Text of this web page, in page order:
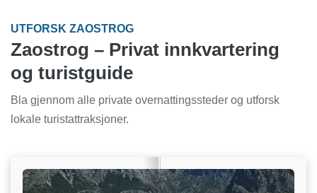
UTFORSK ZAOSTROG
Zaostrog – Privat innkvartering
og turistguide
Bla gjennom alle private overnattingssteder og utforsk
lokale turistattraksjoner.